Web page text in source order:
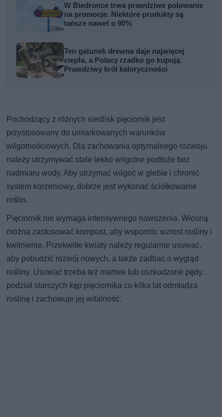
W Biedronce trwa prawdziwe polowanie
na promocje. Niektóre produkty są
tańsze nawet o 90%
Ten gatunek drewna daje najwięcej
ciepła, a Polacy rzadko go kupują.
Prawdziwy król kaloryczności
Pochodzący z różnych siedlisk pięciornik jest
przystosowany do umiarkowanych warunków
wilgotnościowych. Dla zachowania optymalnego rozwoju
należy utrzymywać stale lekko wilgotne podłoże bez
nadmiaru wody. Aby utrzymać wilgoć w glebie i chronić
system korzeniowy, dobrze jest wykonać ściółkowanie
roślin.
Pięciornik nie wymaga intensywnego nawożenia. Wiosną
można zastosować kompost, aby wspomóc wzrost rośliny i
kwitnienie. Przekwitłe kwiaty należy regularnie usuwać,
aby pobudzić rozwój nowych, a także zadbać o wygląd
rośliny. Usuwać trzeba też martwe lub uszkodzone pędy.
podział starszych kęp pięciornika co kilka lat odmładza
roślinę i zachowuje jej witalność.